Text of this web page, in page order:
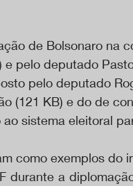
de Bolsonaro na
e pelo deputado
pelo deputado
(121 KB) e do de
sistema eleitoral
como exemplos
durante a